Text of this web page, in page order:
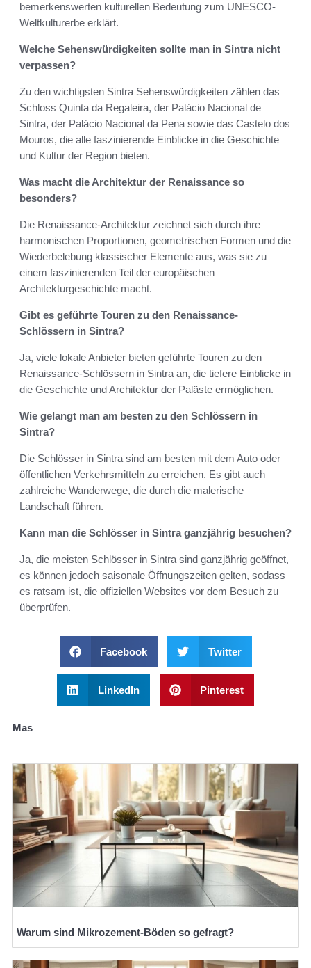
bemerkenswerten kulturellen Bedeutung zum UNESCO-
Weltkulturerbe erklärt.
Welche Sehenswürdigkeiten sollte man in Sintra nicht
verpassen?
Zu den wichtigsten Sintra Sehenswürdigkeiten zählen das
Schloss Quinta da Regaleira, der Palácio Nacional de
Sintra, der Palácio Nacional da Pena sowie das Castelo dos
Mouros, die alle faszinierende Einblicke in die Geschichte
und Kultur der Region bieten.
Was macht die Architektur der Renaissance so
besonders?
Die Renaissance-Architektur zeichnet sich durch ihre
harmonischen Proportionen, geometrischen Formen und die
Wiederbelebung klassischer Elemente aus, was sie zu
einem faszinierenden Teil der europäischen
Architekturgeschichte macht.
Gibt es geführte Touren zu den Renaissance-
Schlössern in Sintra?
Ja, viele lokale Anbieter bieten geführte Touren zu den
Renaissance-Schlössern in Sintra an, die tiefere Einblicke in
die Geschichte und Architektur der Paläste ermöglichen.
Wie gelangt man am besten zu den Schlössern in
Sintra?
Die Schlösser in Sintra sind am besten mit dem Auto oder
öffentlichen Verkehrsmitteln zu erreichen. Es gibt auch
zahlreiche Wanderwege, die durch die malerische
Landschaft führen.
Kann man die Schlösser in Sintra ganzjährig besuchen?
Ja, die meisten Schlösser in Sintra sind ganzjährig geöffnet,
es können jedoch saisonale Öffnungszeiten gelten, sodass
es ratsam ist, die offiziellen Websites vor dem Besuch zu
überprüfen.
Facebook Twitter
LinkedIn Pinterest
Mas
Warum sind Mikrozement-Böden so gefragt?